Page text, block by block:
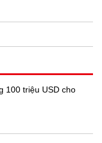
100 triệu USD cho